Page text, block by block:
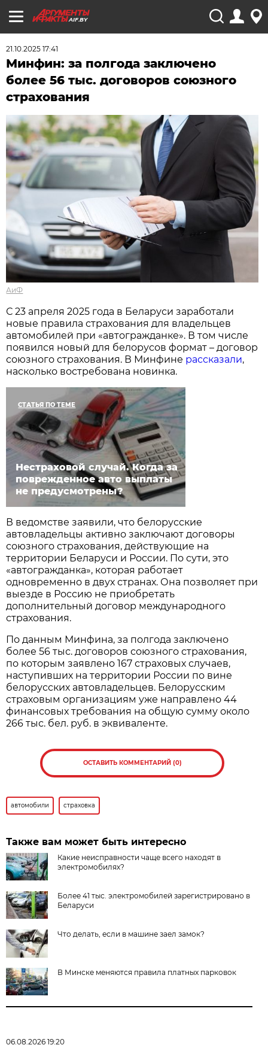
AIF.BY
21.10.2025 17:41
Минфин: за полгода заключено
более 56 тыс. договоров союзного
страхования
АиФ
С 23 апреля 2025 года в Беларуси заработали
новые правила страхования для владельцев
автомобилей при «автогражданке». В том числе
появился новый для белорусов формат – договор
союзного страхования. В Минфине рассказали,
насколько востребована новинка.
СТАТЬЯ ПО ТЕМЕ
Нестраховой случай. Когда за
поврежденное авто выплаты
не предусмотрены?
В ведомстве заявили, что белорусские
автовладельцы активно заключают договоры
союзного страхования, действующие на
территории Беларуси и России. По сути, это
«автогражданка», которая работает
одновременно в двух странах. Она позволяет при
выезде в Россию не приобретать
дополнительный договор международного
страхования.
По данным Минфина, за полгода заключено
более 56 тыс. договоров союзного страхования,
по которым заявлено 167 страховых случаев,
наступивших на территории России по вине
белорусских автовладельцев. Белорусским
страховым организациям уже направлено 44
финансовых требования на общую сумму около
266 тыс. бел. руб. в эквиваленте.
ОСТАВИТЬ КОММЕНТАРИЙ (0)
автомобили страховка
Также вам может быть интересно
Какие неисправности чаще всего находят в
электромобилях?
Более 41 тыс. электромобилей зарегистрировано в
Беларуси
Что делать, если в машине заел замок?
В Минске меняются правила платных парковок
06.08.2026 19:20